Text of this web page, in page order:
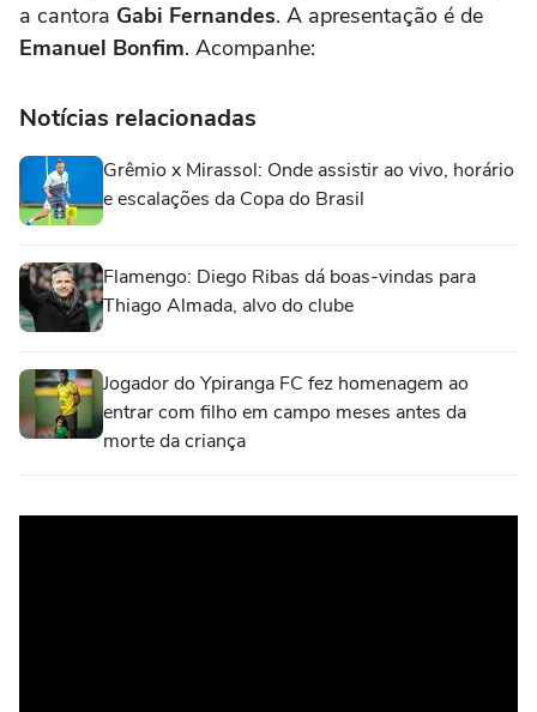
a cantora Gabi Fernandes. A apresentação é de
Emanuel Bonfim. Acompanhe:
Notícias relacionadas
Grêmio x Mirassol: Onde assistir ao vivo, horário
e escalações da Copa do Brasil
Flamengo: Diego Ribas dá boas-vindas para
Thiago Almada, alvo do clube
Jogador do Ypiranga FC fez homenagem ao
entrar com filho em campo meses antes da
morte da criança